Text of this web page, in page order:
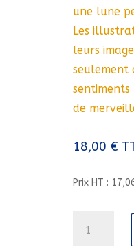
une lune
Les
leurs
seulement
sentiments
de
18,00 €
Prix HT :